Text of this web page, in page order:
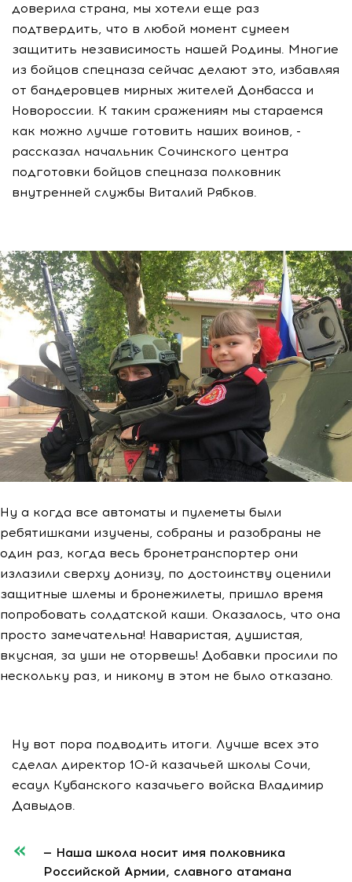
доверила страна, мы хотели еще раз
подтвердить, что в любой момент сумеем
защитить независимость нашей Родины. Многие
из бойцов спецназа сейчас делают это, избавляя
от бандеровцев мирных жителей Донбасса и
Новороссии. К таким сражениям мы стараемся
как можно лучше готовить наших воинов, -
рассказал начальник Сочинского центра
подготовки бойцов спецназа полковник
внутренней службы Виталий Рябков.
Ну а когда все автоматы и пулеметы были
ребятишками изучены, собраны и разобраны не
один раз, когда весь бронетранспортер они
излазили сверху донизу, по достоинству оценили
защитные шлемы и бронежилеты, пришло время
попробовать солдатской каши. Оказалось, что она
просто замечательна! Наваристая, душистая,
вкусная, за уши не оторвешь! Добавки просили по
нескольку раз, и никому в этом не было отказано.
Ну вот пора подводить итоги. Лучше всех это
сделал директор 10-й казачьей школы Сочи,
есаул Кубанского казачьего войска Владимир
Давыдов.
— Наша школа носит имя полковника
Российской Армии, славного атамана